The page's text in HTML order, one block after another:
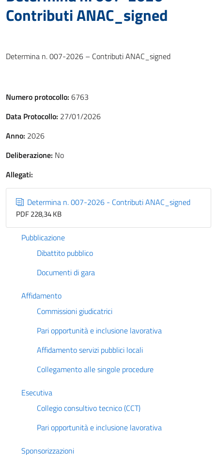
Contributi ANAC_signed
Determina n. 007-2026 – Contributi ANAC_signed
Numero protocollo: 6763
Data Protocollo: 27/01/2026
Anno: 2026
Deliberazione: No
Allegati:
Determina n. 007-2026 - Contributi ANAC_signed
PDF 228,34 KB
Pubblicazione
Dibattito pubblico
Documenti di gara
Affidamento
Commissioni giudicatrici
Pari opportunità e inclusione lavorativa
Affidamento servizi pubblici locali
Collegamento alle singole procedure
Esecutiva
Collegio consultivo tecnico (CCT)
Pari opportunità e inclusione lavorativa
Sponsorizzazioni